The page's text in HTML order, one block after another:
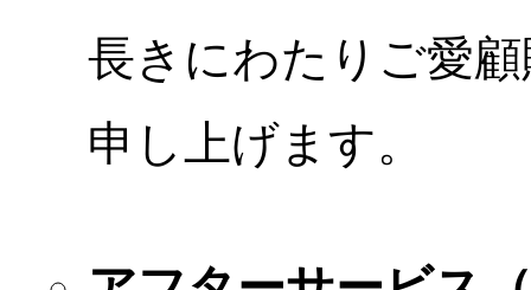
長きにわたりご愛
申し上げます。